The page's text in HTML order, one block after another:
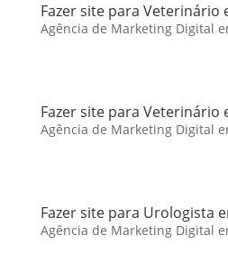
Fazer site para Veterinário
Agência de Marketing Digital
Fazer site para Veterinário
Agência de Marketing Digital
Fazer site para Urologista
Agência de Marketing Digital